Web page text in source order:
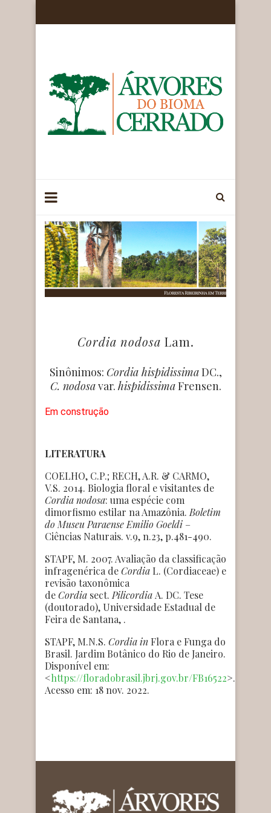
Cordia nodosa Lam.
Sinônimos: Cordia hispidissimaDC.,
C. nodosavar. hispidissimaFrensen.
Em construção
LITERATURA
COELHO, C.P.; RECH, A.R. & CARMO,
V.S. 2014. Biologia floral e visitantes de
Cordia nodosa: uma espécie com
dimorfismo estilar na Amazônia. Boletim
do Museu Paraense Emilio Goeldi –
Ciências Naturais. v.9, n.23, p.481-490.
STAPF, M. 2007. Avaliação da classificação
infragenérica deCordia L. (Cordiaceae) e
revisão taxonômica
deCordia sect. Pilicordia A. DC. Tese
(doutorado), Universidade Estadual de
Feira de Santana, .
STAPF, M.N.S. Cordiain Flora e Funga do
Brasil. Jardim Botânico do Rio de Janeiro.
Disponível em:
<https://floradobrasil.jbrj.gov.br/FB16522>.
Acesso em: 18 nov. 2022.